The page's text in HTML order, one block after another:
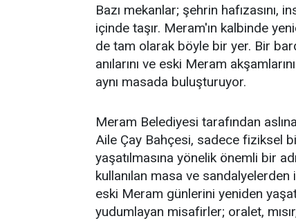
Bazı mekanlar; şehrin hafızasını,
içinde taşır. Meram'ın kalbinde
de tam olarak böyle bir yer. Bir
anılarını ve eski Meram
aynı masada buluşturuyor.
Meram Belediyesi tarafından
Aile Çay Bahçesi, sadece fiziksel
yaşatılmasına yönelik önemli bir
kullanılan masa ve
eski Meram günlerini yeniden
yudumlayan misafirler; oralet,